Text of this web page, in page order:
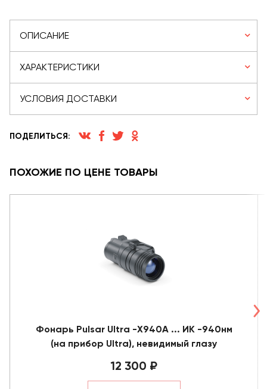
ОПИСАНИЕ
ХАРАКТЕРИСТИКИ
УСЛОВИЯ ДОСТАВКИ
ПОДЕЛИТЬСЯ:
ПОХОЖИЕ ПО ЦЕНЕ ТОВАРЫ
Фонарь Pulsar Ultra -X940A ... ИК -940нм
(на прибор Ultra), невидимый глазу
12 300 ₽